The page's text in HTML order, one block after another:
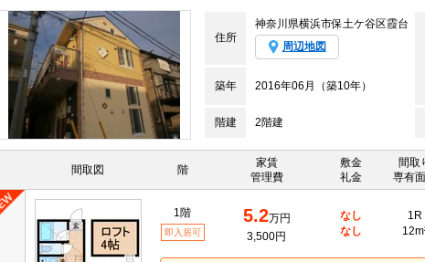
住所
神奈川県横浜市保土ケ谷区霞台
周辺地図
築年 2016年06月（築10年）
階建 2階建
間取図 階
家賃
管理費
敷金
礼金
間取
専有
1階
即入居可
5.2万円
3,500円
なし
なし
1R